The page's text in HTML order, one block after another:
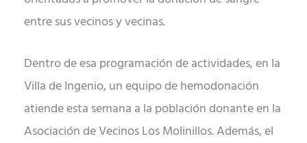
entre sus vecinos y vecinas.
Dentro de esa programación de actividades, en la
Villa de Ingenio, un equipo de hemodonación
atiende esta semana a la población donante en la
Asociación de Vecinos Los Molinillos. Además, el